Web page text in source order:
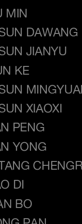
MIN
DAWANG
JIANYU
KE
XIAOXI
PENG
YONG
DI
BO